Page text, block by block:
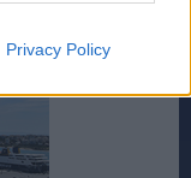
Privacy Policy